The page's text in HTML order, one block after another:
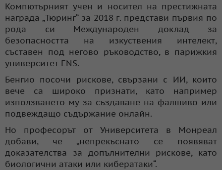
Компютърният учен и носител на престижната
награда „Тюринг“ за 2018 г. представи първия по
рода си Международен доклад за
безопасността на изкуствения интелект,
съставен под негово ръководство, в парижкия
университет ENS.
Бенгио посочи рискове, свързани с ИИ, които
вече са широко признати, като например
използването му за създаване на фалшиво или
подвеждащо съдържание онлайн.
Но професорът от Университета в Монреал
добави, че „непрекъснато се появяват
доказателства за допълнителни рискове, като
биологични атаки или кибератаки“.